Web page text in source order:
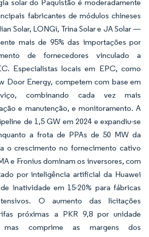
solar do Paquistão é moderadamente
fabricantes de módulos chineses
Solar, LONGi, Trina Solar e JA Solar —
mais de 95% das importações por
de fornecedores vinculado a
Especialistas locais em EPC, como
Door Energy, competem com base em
combinando cada vez mais
e manutenção, e monitoramento. A
de 1,5 GW em 2024 e expandiu-se
a frota de PPAs de 50 MW da
o crescimento no fornecimento cativo
e Fronius dominam os inversores, com
por inteligência artificial da Huawei
inatividade em 15-20% para fábricas
O aumento das licitações
próximas a PKR 9,8 por unidade
mas comprime as margens dos